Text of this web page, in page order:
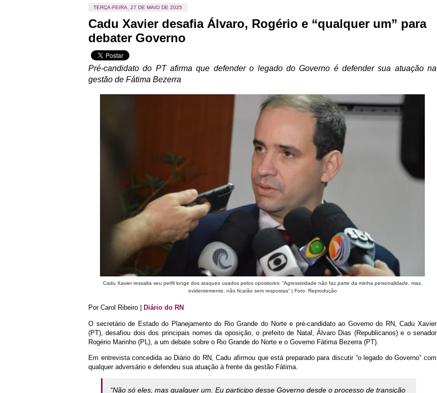
TERÇA-FEIRA, 27 DE MAIO DE 2025
Cadu Xavier desafia Álvaro, Rogério e “qualquer um” para
debater Governo
Pré-candidato do PT afirma que defender o legado do Governo é defender sua atuação na
gestão de Fátima Bezerra
Cadu Xavier ressalta seu perfil longe dos ataques usados pelos opositores: “Agressividade não faz parte da minha personalidade, mas,
evidentemente, não ficarão sem respostas” | Foto: Reprodução
Por Carol Ribeiro | Diário do RN
O secretário de Estado do Planejamento do Rio Grande do Norte e pré-candidato ao Governo do RN, Cadu Xavier
(PT), desafiou dois dos principais nomes da oposição, o prefeito de Natal, Álvaro Dias (Republicanos) e o senador
Rogério Marinho (PL), a um debate sobre o Rio Grande do Norte e o Governo Fátima Bezerra (PT).
Em entrevista concedida ao Diário do RN, Cadu afirmou que está preparado para discutir “o legado do Governo” com
qualquer adversário e defendeu sua atuação à frente da gestão Fátima.
“Não só eles, mas qualquer um. Eu participo desse Governo desde o processo de transição